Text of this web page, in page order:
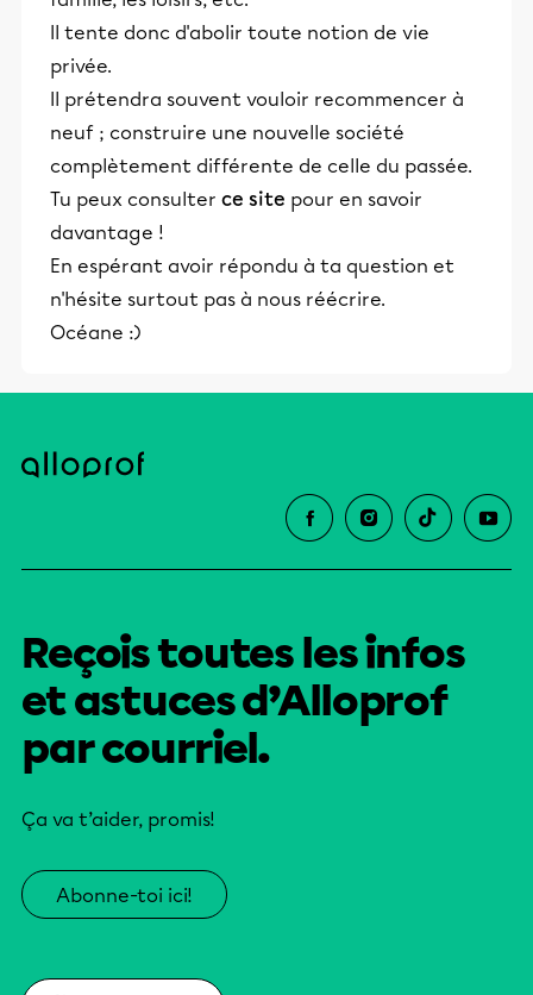
Il tente donc d'abolir toute notion de vie
privée.
Il prétendra souvent vouloir recommencer à
neuf ; construire une nouvelle société
complètement différente de celle du passée.
Tu peux consulter ce site pour en savoir
davantage !
En espérant avoir répondu à ta question et
n'hésite surtout pas à nous réécrire.
Océane :)
Reçois toutes les infos
et astuces d’Alloprof
par courriel.
Ça va t’aider, promis!
Abonne-toi ici!